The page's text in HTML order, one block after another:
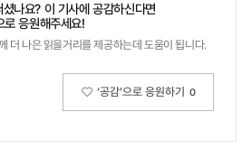
셨나요? 이 기사에 공감하신다면
로 응원해주세요!
더 나은 읽을거리를 제공하는데 도움이 됩니다.
‘공감’으로 응원하기 0